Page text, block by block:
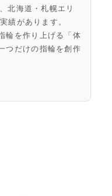
北海道・札幌エリ
績があります。
輪を作り上げる「体
つだけの指輪を創作